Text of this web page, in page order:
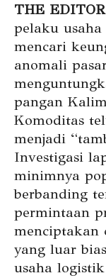
THE EDITOR
pelaku
mencari
anomali
pangan
Komoditas
menjadi
Investigasi
minimnya
berbanding
permintaan
menciptakan
yang luar
usaha